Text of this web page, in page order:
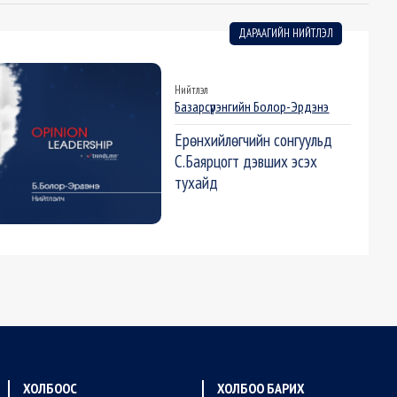
ДАРААГИЙН НИЙТЛЭЛ
Нийтлэл
Базарсүрэнгийн Болор-Эрдэнэ
Ерөнхийлөгчийн сонгуульд
С.Баярцогт дэвших эсэх
тухайд
ХОЛБООС ХОЛБОО БАРИХ